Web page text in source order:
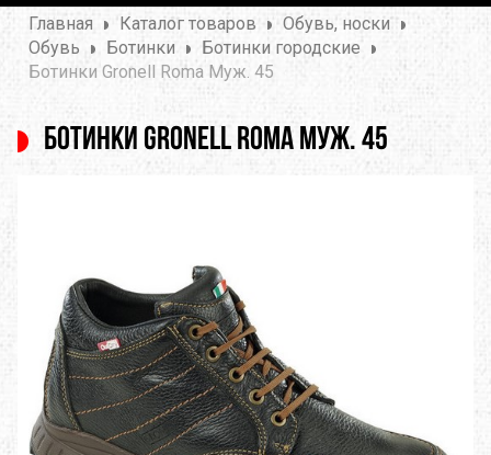
Главная Каталог товаров
Обувь, носки
Обувь
Ботинки
Ботинки городские
Ботинки Gronell Roma Муж. 45
Ботинки Gronell Roma Муж. 45